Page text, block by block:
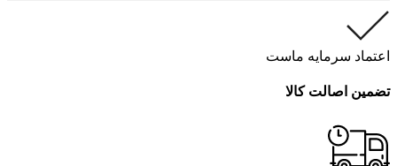
اعتماد سرمایه ماست
تضمین اصالت کالا